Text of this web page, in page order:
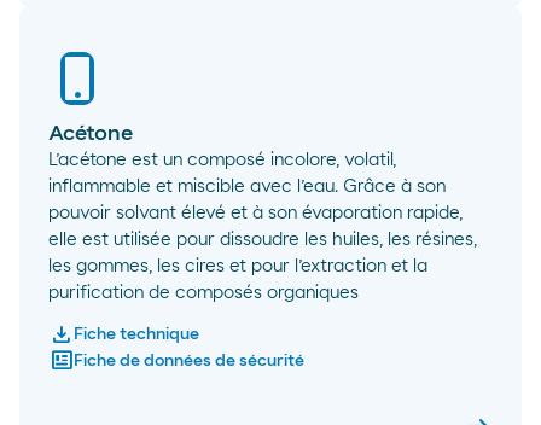
Acétone
L’acétone est un composé incolore, volatil,
inflammable et miscible avec l’eau. Grâce à son
pouvoir solvant élevé et à son évaporation rapide,
elle est utilisée pour dissoudre les huiles, les résines,
les gommes, les cires et pour l’extraction et la
purification de composés organiques
download Fiche technique
newsmode Fiche de données de sécurité